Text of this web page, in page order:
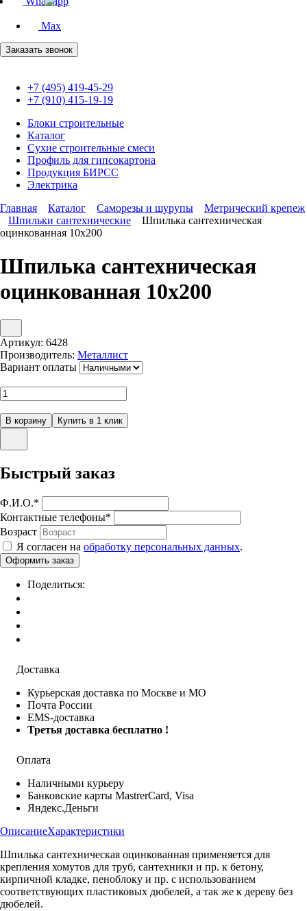
Max
Заказать звонок
+7 (495) 419-45-29
+7 (910) 415-19-19
Блоки строительные
Каталог
Сухие строительные смеси
Профиль для гипсокартона
Продукция БИРСС
Электрика
Главная
Каталог Саморезы и шурупы
Метрический крепеж
Шпильки сантехнические
Шпилька сантехническая
оцинкованная 10х200
Шпилька сантехническая
оцинкованная 10х200
Артикул: 6428
Производитель: Металлист
Вариант оплаты
Быстрый заказ
Ф.И.О.*
Контактные телефоны*
Возраст
Я согласен на обработку персональных данных.
Поделиться:
Доставка
Курьерская доставка по Москве и МО
Почта России
EMS-доставка
Третья доставка бесплатно !
Оплата
Наличными курьеру
Банковские карты MastrerCard, Visa
Яндекс.Деньги
ОписаниеХарактеристики
Шпилька сантехническая оцинкованная применяется для
крепления хомутов для труб, сантехники и пр. к бетону,
кирпичной кладке, пеноблоку и пр. с использованием
соответствующих пластиковых дюбелей, а так же к дереву без
дюбелей.